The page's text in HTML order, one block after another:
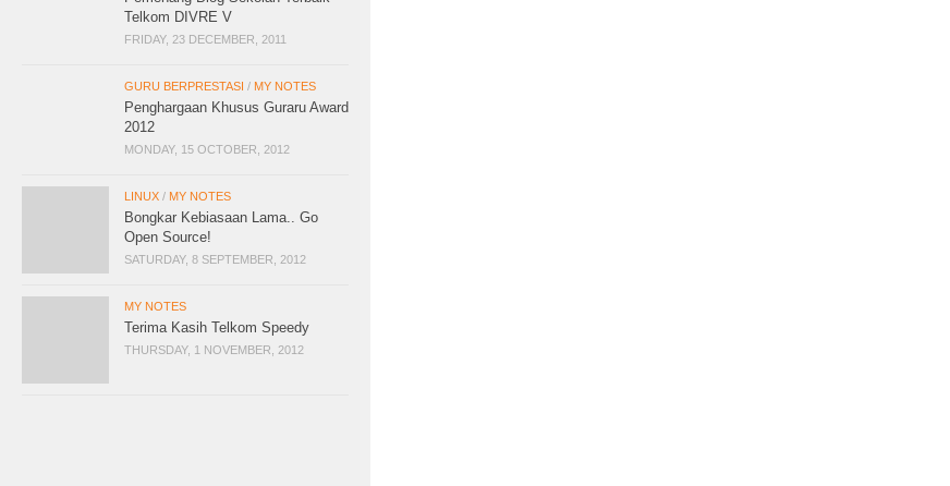
Telkom DIVRE V
FRIDAY, 23 DECEMBER, 2011
GURU BERPRESTASI / MY NOTES
Penghargaan Khusus Guraru Award
2012
MONDAY, 15 OCTOBER, 2012
LINUX / MY NOTES
Bongkar Kebiasaan Lama.. Go
Open Source!
SATURDAY, 8 SEPTEMBER, 2012
MY NOTES
Terima Kasih Telkom Speedy
THURSDAY, 1 NOVEMBER, 2012